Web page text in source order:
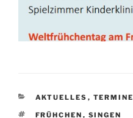
KATEGORIEN
AKTUELLES , TERMINE
SCHLAGWÖRTER
FRÜHCHEN , SINGEN